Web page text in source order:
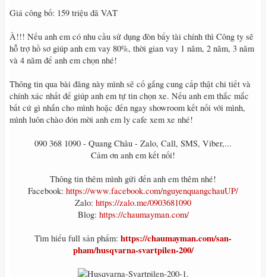
Giá công bố: 159 triệu đã VAT
À!!! Nếu anh em có nhu cầu sử dụng đòn bẩy tài chính thì Công ty sẽ
hỗ trợ hồ sơ giúp anh em vay 80%, thời gian vay 1 năm, 2 năm, 3 năm
và 4 năm để anh em chọn nhé!
Thông tin qua bài đăng này mình sẽ cố gắng cung cấp thật chi tiết và
chính xác nhất để giúp anh em tự tin chọn xe. Nếu anh em thắc mắc
bất cứ gì nhắn cho mình hoặc đến ngay showroom kết nối với mình,
mình luôn chào đón mời anh em ly cafe xem xe nhé!
090 368 1090 - Quang Châu - Zalo, Call, SMS, Viber,...
Cảm ơn anh em kết nối!
Thông tin thêm mình gửi đến anh em thêm nhé!
Facebook: https://www.facebook.com/nguyenquangchauUP/
Zalo: https://zalo.me/0903681090
Blog: https://chaumayman.com/
Tìm hiểu full sản phẩm: https://chaumayman.com/san-
pham/husqvarna-svartpilen-200/